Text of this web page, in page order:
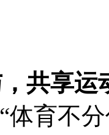
共享运
体育不